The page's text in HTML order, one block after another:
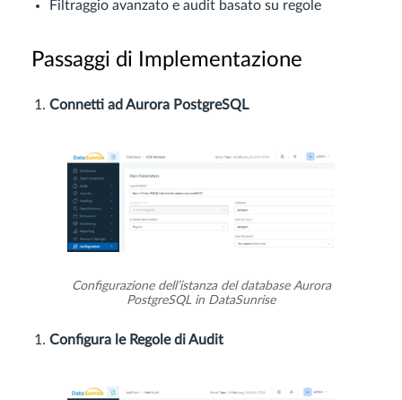
Filtraggio avanzato e audit basato su regole
Passaggi di Implementazione
Connetti ad Aurora PostgreSQL
Configurazione dell’istanza del database Aurora
PostgreSQL in DataSunrise
Configura le Regole di Audit